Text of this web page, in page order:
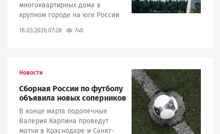
многоквартирных дома в
крупном городе на юге России
18.03.2026 07:28 740
Новости
Сборная России по футболу
объявила новых соперников
В конце марта подопечные
Валерия Карпина проведут
матчи в Краснодаре и Санкт-
Image